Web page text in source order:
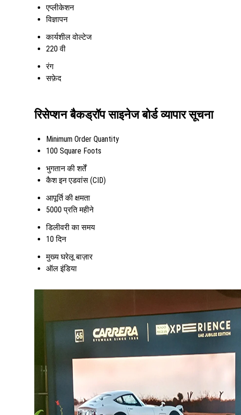
एप्लीकेशन
विज्ञापन
कार्यशील वोल्टेज
220 वी
रंग
सफ़ेद
रिसेप्शन बैकड्रॉप साइनेज बोर्ड व्यापार सूचना
Minimum Order Quantity
100 Square Foots
भुगतान की शर्तें
कैश इन एडवांस (CID)
आपूर्ति की क्षमता
5000 प्रति महीने
डिलीवरी का समय
10 दिन
मुख्य घरेलू बाज़ार
ऑल इंडिया